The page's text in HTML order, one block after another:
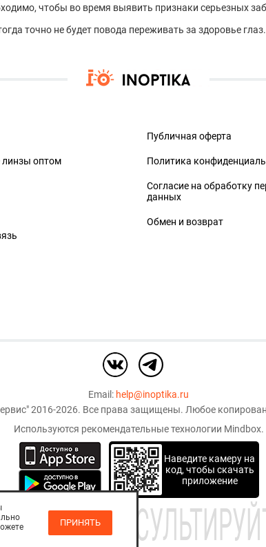
чтобы во время выявить признаки серьезных
точно не будет повода переживать за здоровье глаз.
линзы оптом
Публичная оферта
Политика
Согласие на обработку
данных
Обмен и возврат
Email: help@inoptika.ru
2016-2026. Все права защищены. Любое
Используются рекомендательные технологии Mindbox.
Наведите камеру на
код, чтобы скачать
приложение
ПРИНЯТЬ